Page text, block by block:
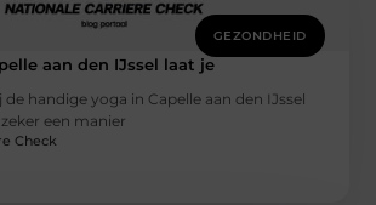
GEZONDHEID
aan den IJssel laat je
de handige yoga in Capelle aan den IJssel
een manier
Check